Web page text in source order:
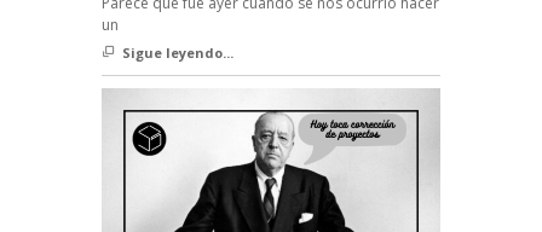
un
Sigue leyendo...